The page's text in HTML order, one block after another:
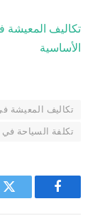
تكاليف المعيشة
اﻷساسية
تكاليف المعيشة
تكلفة السياحة في
فيسبوك